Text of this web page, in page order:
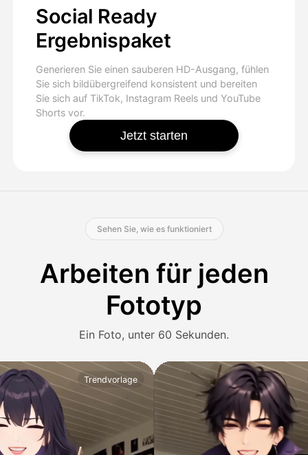
Social Ready
Ergebnispaket
Generieren Sie einen sauberen HD-Ausgang, fühlen
Sie sich bildübergreifend konsistent und bereiten
Sie sich auf TikTok, Instagram Reels und YouTube
Shorts vor.
Jetzt starten
Sehen Sie, wie es funktioniert
Arbeiten für jeden
Fototyp
Ein Foto, unter 60 Sekunden.
Trendvorlage